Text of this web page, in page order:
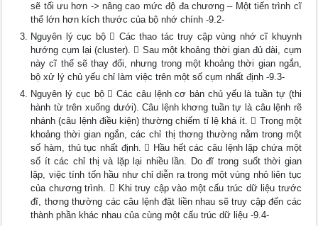
sẽ tối ưu hơn -> nâng cao mức độ đa chương – Một tiến trình cĩ
thể lớn hơn kích thước của bộ nhớ chính -9.2-
Nguyên lý cục bộ  Các thao tác truy cập vùng nhớ cĩ khuynh
hướng cụm lại (cluster).  Sau một khoảng thời gian đủ dài, cụm
này cĩ thể sẽ thay đổi, nhưng trong một khoảng thời gian ngắn,
bộ xử lý chủ yếu chỉ làm việc trên một số cụm nhất định -9.3-
Nguyên lý cục bộ  Các câu lệnh cơ bản chủ yếu là tuần tự (thi
hành từ trên xuống dưới). Câu lệnh khơng tuần tự là câu lệnh rẽ
nhánh (câu lệnh điều kiện) thường chiếm tỉ lệ khá ít.  Trong một
khoảng thời gian ngắn, các chỉ thị thơng thường nằm trong một
số hàm, thủ tục nhất định.  Hầu hết các câu lệnh lặp chứa một
số ít các chỉ thị và lặp lại nhiều lần. Do đĩ trong suốt thời gian
lặp, việc tính tốn hầu như chỉ diễn ra trong một vùng nhỏ liên tục
của chương trình.  Khi truy cập vào một cấu trúc dữ liệu trước
đĩ, thơng thường các câu lệnh đặt liền nhau sẽ truy cập đến các
thành phần khác nhau của cùng một cấu trúc dữ liệu -9.4-